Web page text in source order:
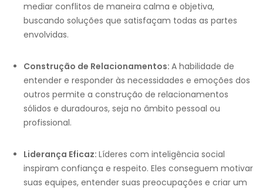
mediar conflitos de maneira calma e objetiva,
buscando soluções que satisfaçam todas as partes
envolvidas.
Construção de Relacionamentos: A habilidade de
entender e responder às necessidades e emoções dos
outros permite a construção de relacionamentos
sólidos e duradouros, seja no âmbito pessoal ou
profissional.
Liderança Eficaz: Líderes com inteligência social
inspiram confiança e respeito. Eles conseguem motivar
suas equipes, entender suas preocupações e criar um